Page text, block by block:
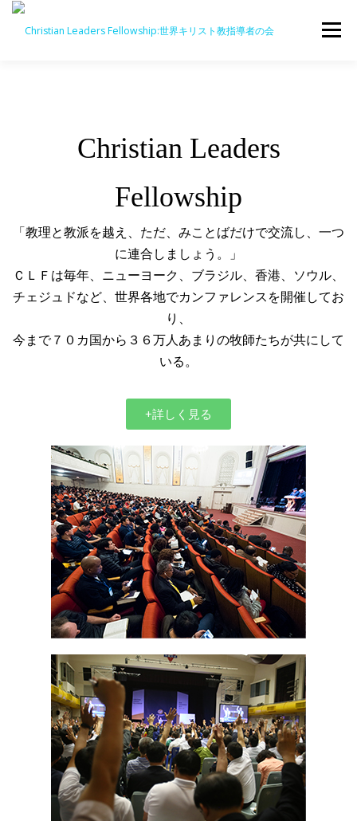
メニュー
C-YA JAPAN 交流 教育
お知らせ ニュース
Christian Leaders
Fellowship
「教理と教派を越え、ただ、みことばだけで交流し、一つ
に連合しましょう。」
ＣＬＦは毎年、ニューヨーク、ブラジル、香港、ソウル、
チェジュドなど、世界各地でカンファレンスを開催してお
り、
今まで７０カ国から３６万人あまりの牧師たちが共にして
いる。
+詳しく見る